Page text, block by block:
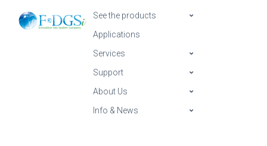
See the products
Applications
Services
Support
About Us
Info & News